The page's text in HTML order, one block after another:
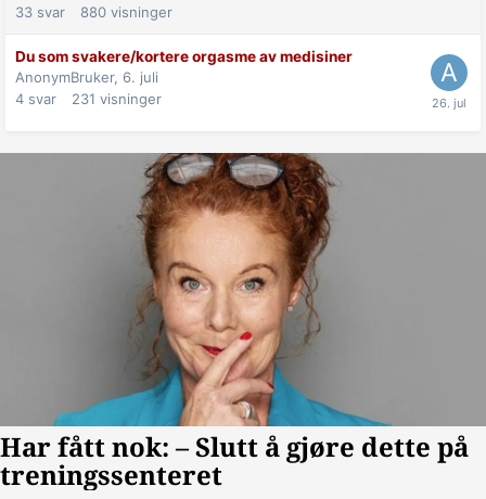
33 svar 880 visninger
Du som svakere/kortere orgasme av medisiner
AnonymBruker, 6. juli
4 svar 231 visninger